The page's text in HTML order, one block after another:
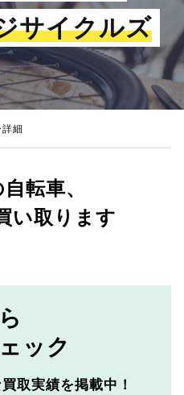
サイクルズ
細
転車、
い取ります
ック
取実績を掲載中！